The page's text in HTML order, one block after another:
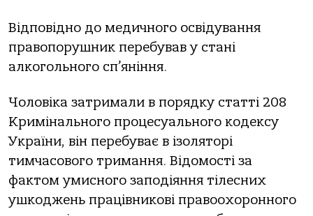
Відповідно до медичного освідування
правопорушник перебував у стані
алкогольного сп’яніння.
Чоловіка затримали в порядку статті 208
Кримінального процесуального кодексу
України, він перебуває в ізоляторі
тимчасового тримання. Відомості за
фактом умисного заподіяння тілесних
ушкоджень працівникові правоохоронного